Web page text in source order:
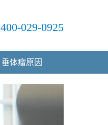
垂体瘤原因
400-029-0925